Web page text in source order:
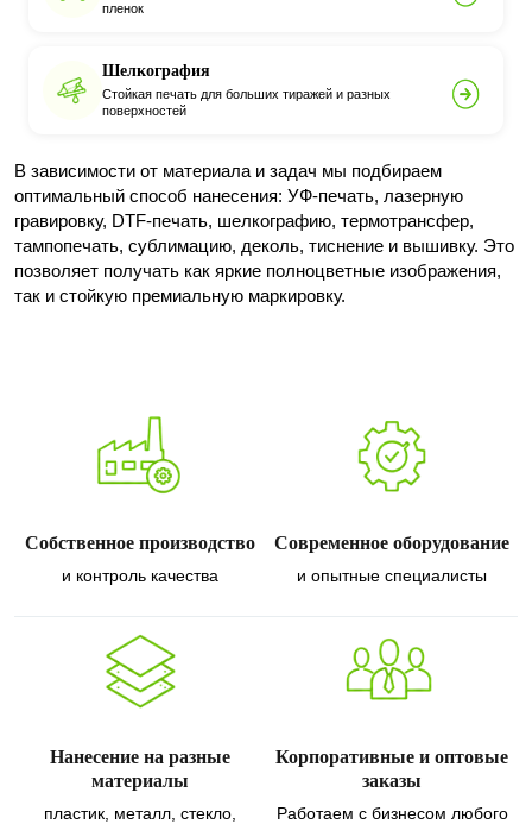
пленок
Шелкография
Стойкая печать для больших тиражей и разных
поверхностей
В зависимости от материала и задач мы подбираем
оптимальный способ нанесения: УФ-печать, лазерную
гравировку, DTF-печать, шелкографию, термотрансфер,
тампопечать, сублимацию, деколь, тиснение и вышивку. Это
позволяет получать как яркие полноцветные изображения,
так и стойкую премиальную маркировку.
Собственное производство
и контроль качества
Современное оборудование
и опытные специалисты
Нанесение на разные
материалы
пластик, металл, стекло,
Корпоративные и оптовые
заказы
Работаем с бизнесом любого